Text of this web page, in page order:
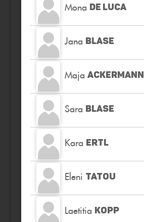
Mona DE LUCA
Jana BLASE
Maja ACKERMANN
Sara BLASE
Kara ERTL
Eleni TATOU
Laetitia KOPP